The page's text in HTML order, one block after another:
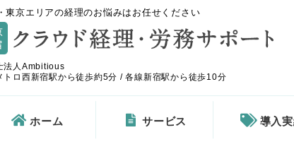
東京エリアの経理のお悩みはお任せください
法人Ambitious
トロ西新宿駅から徒歩約5分 / 各線新宿駅から徒歩10分
ホーム サービス 導入